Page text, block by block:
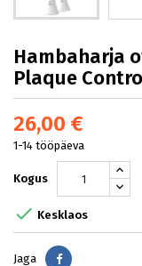
Hambaharja
Plaque
26,00 €
1-14 tööpäeva
Kogus
 Kesklaos
Jaga Jaga